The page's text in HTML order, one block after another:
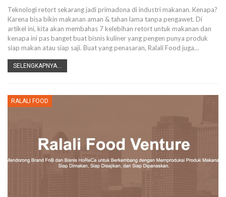
Teknologi retort sekarang jadi primadona di industri makanan. Kenapa?
Karena bisa bikin makanan aman & tahan lama tanpa pengawet. Di
artikel ini, kita akan membahas 7 kelebihan retort untuk makanan dan
kenapa ini pas banget buat bisnis kuliner yang pengen punya produk
siap makan atau siap saji. Buat yang penasaran, Ralali Food juga…
SELENGKAPNYA...
RALALI FOOD